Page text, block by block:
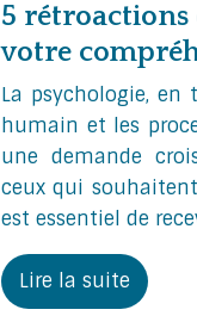
5 rétroactions
votre
La psychologie,
humain et les
une demande
ceux qui
est essentiel de
Lire la suite